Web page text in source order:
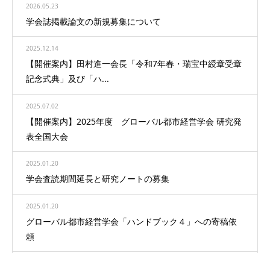
2026.05.23
学会誌掲載論文の新規募集について
2025.12.14
【開催案内】田村進一会長「令和7年春・瑞宝中綬章受章
記念式典」及び「ハ...
2025.07.02
【開催案内】2025年度 グローバル都市経営学会 研究発
表全国大会
2025.01.20
学会査読期間延長と研究ノートの募集
2025.01.20
グローバル都市経営学会「ハンドブック４」への寄稿依
頼